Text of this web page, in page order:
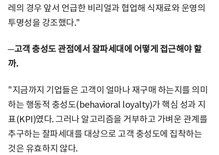
레의 경우 앞서 언급한 비리얼과 협업해 식재료와 운영의
투명성을 강조했다."
─고객 충성도 관점에서 잘파세대에 어떻게 접근해야 할
까.
"지금까지 기업들은 고객이 얼마나 재구매 하는지를 의미
하는 행동적 충성도(behavioral loyalty)가 핵심 성과 지
표(KPI)였다. 그러나 알고리즘을 거부하고 가벼운 관계를
추구하는 잘파세대를 대상으로 고객 충성도에 집착하는
것은 유효하지 않다.